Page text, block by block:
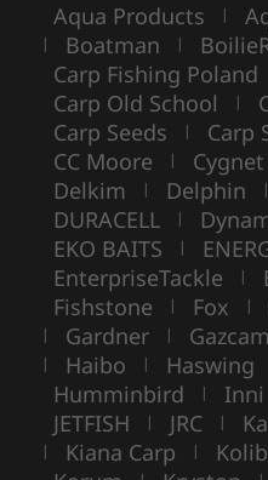
Aqua Products |
| Boatman |
Carp Fishing Poland
Carp Old School |
Carp Seeds | Carp
CC Moore | Cygnet
Delkim | Delphin |
DURACELL |
EKO BAITS |
EnterpriseTackle |
Fishstone | Fox |
| Gardner |
| Haibo | Haswing
Humminbird | Inni
JETFISH | JRC |
| Kiana Carp |